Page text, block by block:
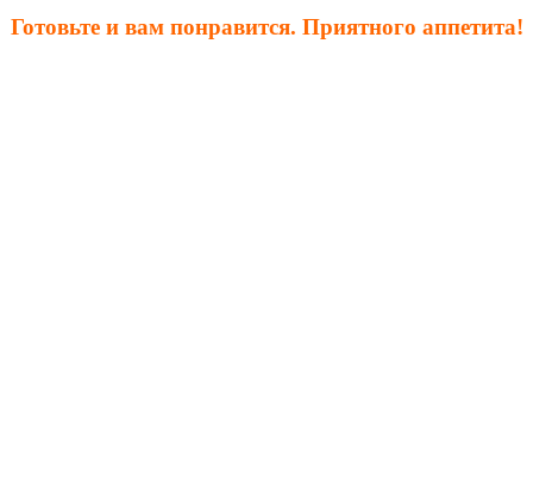
Готовьте и вам понравится. Приятного аппетита!